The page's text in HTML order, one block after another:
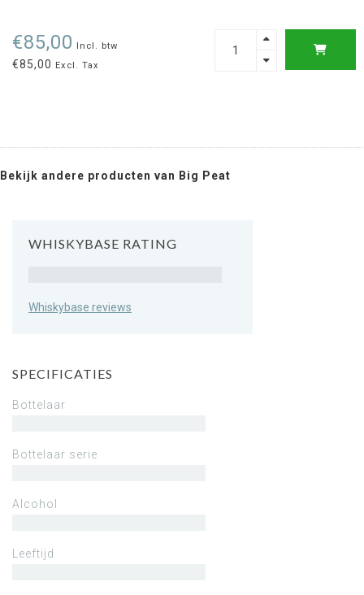
€85,00 Incl. btw
€85,00 Excl. Tax
Bekijk andere producten van Big Peat
WHISKYBASE RATING
Whiskybase reviews
SPECIFICATIES
Bottelaar
Bottelaar serie
Alcohol
Leeftijd